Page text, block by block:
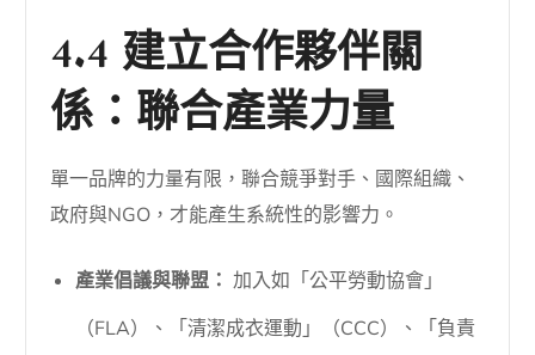
4.4 建立合作夥伴關
係：聯合產業力量
單一品牌的力量有限，聯合競爭對手、國際組織、
政府與NGO，才能產生系統性的影響力。
產業倡議與聯盟： 加入如「公平勞動協會」
（FLA）、「清潔成衣運動」（CCC）、「負責